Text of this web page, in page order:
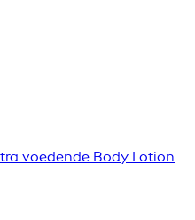
voedende Body Lotion